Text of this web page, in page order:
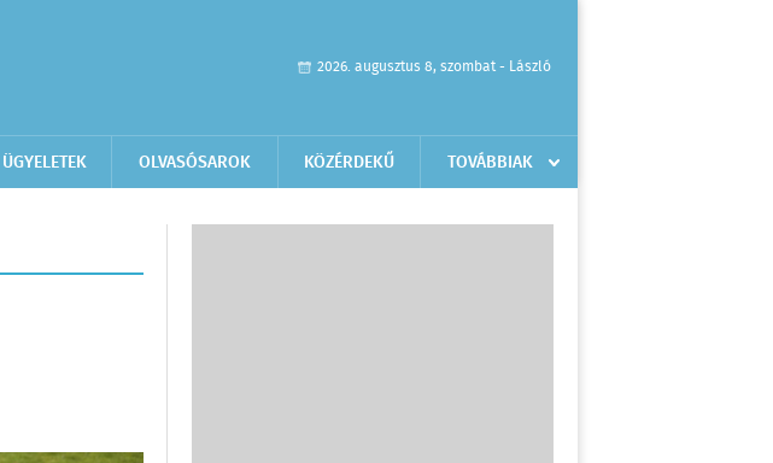
2026. augusztus 8, szombat - László
ÜGYELETEK OLVASÓSAROK KÖZÉRDEKŰ TOVÁBBIAK